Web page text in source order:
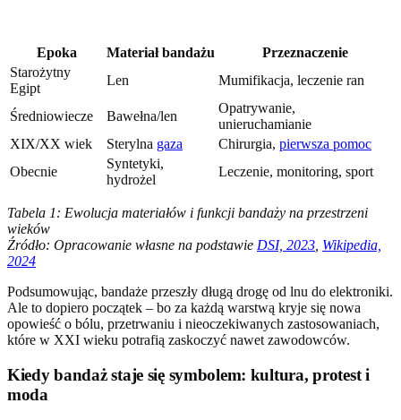
Epoka Materiał bandażu
Przeznaczenie
Starożytny
Egipt
Len Mumifikacja, leczenie ran
Średniowiecze Bawełna/len
Opatrywanie,
unieruchamianie
XIX/XX wiek
Sterylna gaza Chirurgia, pierwsza pomoc
Obecnie
Syntetyki,
hydrożel
Leczenie, monitoring, sport
Tabela 1: Ewolucja materiałów i funkcji bandaży na przestrzeni
wieków
Źródło: Opracowanie własne na podstawie DSI, 2023 Wikipedia,
2024
Podsumowując, bandaże przeszły długą drogę od lnu do elektroniki.
Ale to dopiero początek – bo za każdą warstwą kryje się nowa
opowieść o bólu, przetrwaniu i nieoczekiwanych zastosowaniach,
które w XXI wieku potrafią zaskoczyć nawet zawodowców.
Kiedy bandaż staje się symbolem: kultura, protest i
moda